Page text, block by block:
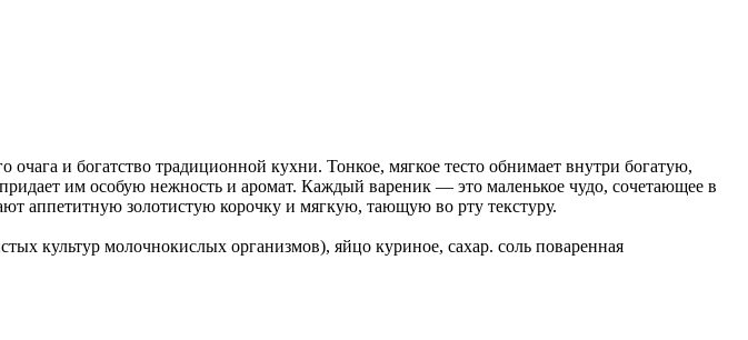
и богатство традиционной кухни. Тонкое, мягкое тесто обнимает внутри богатую,
им особую нежность и аромат. Каждый вареник — это маленькое чудо, сочетающее в
аппетитную золотистую корочку и мягкую, тающую во рту текстуру.
культур молочнокислых организмов), яйцо куриное, сахар. соль поваренная